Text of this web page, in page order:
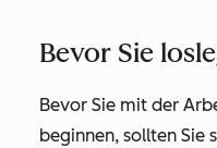
Bevor Sie
Bevor Sie mit der
beginnen, sollten Sie